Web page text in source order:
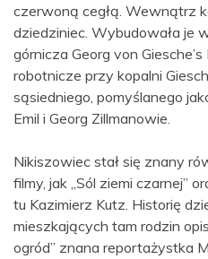
czerwoną cegłą. Wewnątrz
dziedziniec. Wybudowała je
górnicza Georg von
robotnicze przy kopalni
sąsiedniego, pomyślanego
Emil i Georg Zillmanowie.
Nikiszowiec stał się znany
filmy, jak „Sól ziemi czarnej”
tu Kazimierz Kutz. Historię
mieszkających tam rodzin
ogród” znana reportażystka